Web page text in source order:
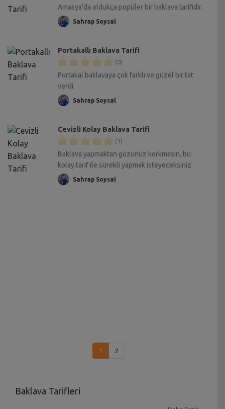
Amasya'da oldukça popüler bir baklava tarifidir.
Sahrap Soysal
Portakallı Baklava Tarifi
(0)
Portakal baklavaya çok farklı ve güzel bir tat
verdi.
Sahrap Soysal
Cevizli Kolay Baklava Tarifi
(1)
Baklava yapmaktan gözünüz korkmasın, bu
kolay tarif ile sürekli yapmak isteyeceksiniz.
Sahrap Soysal
1 2
Baklava Tarifleri